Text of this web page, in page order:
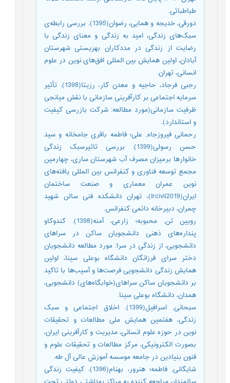
طباطبائی.
دورقی، خدیجه و همایی، رضوان(1395). بررسی رابطه‌ی
سبک‌های زندگی، امید به زندگی و معنای زندگی با
رضایت از زندگی در مددکاران بهزیستی شهرستان
آبادان، اولین همایش بین المللی افق‌های نوین در علوم
انسانی، تهران.
رجبی فرجاد، حاجیه و معدن کار، رزیتا(1398). تأثیر
سرمایه اجتماعی بر کارآفرینی سازمانی با نقش میانجی
ظرفیت سازمانی(مورد مطالعه: شرکت بازرسی کیفیت
و استاندارد).
رحمانی فیروزجاه, علی؛ فاطمه باقری جامخانه و سید
حسن رسولی(1399). بررسی تاثیرسبک زندگی
خانوارها برمیزان مصرف آب شهرستان ساری، چهارمین
مجمع توسعه فناوری و کنفرانس بین المللی یافته‌های
نوین عمران معماری و صنعت ساختمان
ایران(Ircivil2019)، تهران دانشکده فنی سالن شهید
چمران، دبیرخانه دائمی کنفرانس.
رویین تن, محبوبه؛ زارعی، آمنه(1398). کندوکاو
پنداره‌های ذهنی دانشجویان ساکن در سراهای
دانشجویی، از زندگی در سرا: مورد مطالعه دانشجویان
دختر سرای فرزانگان دانشگاه بوعلی سینا، اولین
همایش زندگی دانشجویی فرصت‌ها و آسیب‌ها با تاکید
بر دانشجویان ساکن سراهای(خوابگاه‌های) دانشجویی،
همدان، دانشگاه بوعلی سینا.
سبحانی, اسرافیل(1399). اخلاق اجتماعی و سبک
زندگی، هفتمین همایش ملی مطالعات و تحقیقات
نوین در حوزه علوم انسانی، مدیریت و کارآفرینی ایران،
بصورت الکترونیکی، مرکز مطالعات و تحقیقات علوم و
فنون بنیادین در جامعه موسسه آموزش عالی آل طه.
شایگانی, فاطمه؛ هنرور، بهنام(1396). کیفیت زندگی